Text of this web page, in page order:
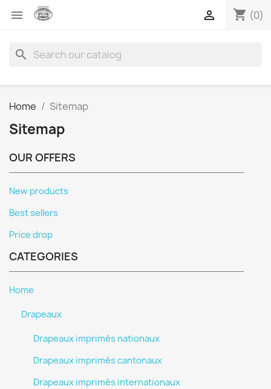
 shopping_cart (0)

search
Home Sitemap
Sitemap
OUR OFFERS
New products
Best sellers
Price drop
CATEGORIES
Home
Drapeaux
Drapeaux imprimés nationaux
Drapeaux imprimés cantonaux
Drapeaux imprimés internationaux